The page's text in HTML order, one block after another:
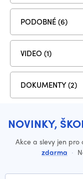
PODOBNÉ (6)
VIDEO (1)
DOKUMENTY (2)
NOVINKY,
Akce a slevy jen
zdarma ·